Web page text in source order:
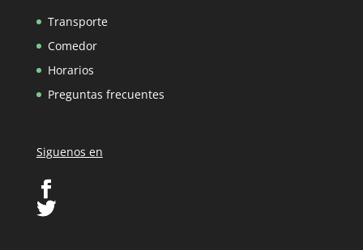
Transporte
Comedor
Horarios
Preguntas frecuentes
Siguenos en